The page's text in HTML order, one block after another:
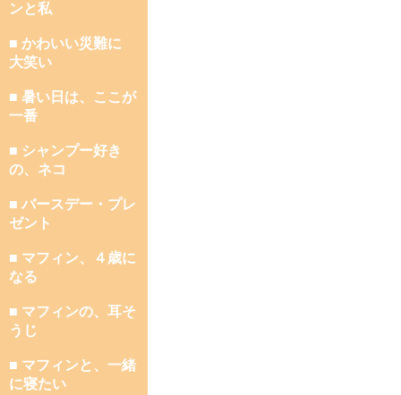
ンと私
■ かわいい災難に
大笑い
■ 暑い日は、ここが
一番
■ シャンプー好き
の、ネコ
■ バースデー・プレ
ゼント
■ マフィン、４歳に
なる
■ マフィンの、耳そ
うじ
■ マフィンと、一緒
に寝たい